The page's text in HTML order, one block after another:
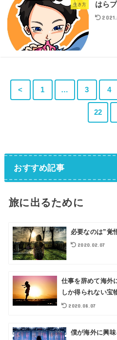
生き方 はら
< 1 … 3 4
22
おすすめ記事
旅に出るために
必要なのは”覚
2020.02.07
仕事を辞めて海外
しか得られない宝
2020.08.07
僕が海外に興